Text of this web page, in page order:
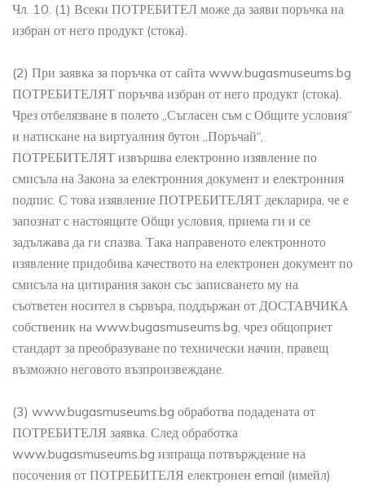
Чл. 10. (1) Всеки ПОТРЕБИТЕЛ може да заяви поръчка на
избран от него продукт (стока).
(2) При заявка за поръчка от сайта www.bugasmuseums.bg
ПОТРЕБИТЕЛЯТ поръчва избран от него продукт (стока).
Чрез отбелязване в полето „Съгласен съм с Общите условия“
и натискане на виртуалния бутон „Поръчай“,
ПОТРЕБИТЕЛЯТ извършва електронно изявление по
смисъла на Закона за електронния документ и електронния
подпис. С това изявление ПОТРЕБИТЕЛЯТ декларира, че е
запознат с настоящите Общи условия, приема ги и се
задължава да ги спазва. Така направеното електронното
изявление придобива качеството на електронен документ по
смисъла на цитирания закон със записването му на
съответен носител в сървъра, поддържан от ДОСТАВЧИКА
собственик на www.bugasmuseums.bg, чрез общоприет
стандарт за преобразуване по технически начин, правещ
възможно неговото възпроизвеждане.
(3) www.bugasmuseums.bg обработва подадената от
ПОТРЕБИТЕЛЯ заявка. След обработка
www.bugasmuseums.bg изпраща потвърждение на
посочения от ПОТРЕБИТЕЛЯ електронен email (имейл)